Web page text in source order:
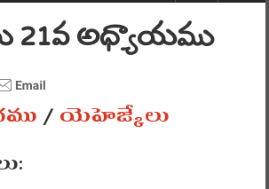
అధ్యాయము
/యెహెజ్కేలు